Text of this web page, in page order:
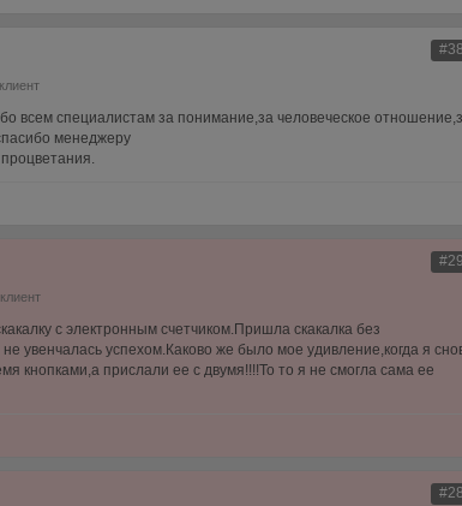
всем специалистам за понимание,за человеческое
менеджеру
с электронным счетчиком.Пришла скакалка без
увенчалась успехом.Каково же было мое удивление,когда я
кнопками,а прислали ее с двумя!!!!То то я не смогла сама ее